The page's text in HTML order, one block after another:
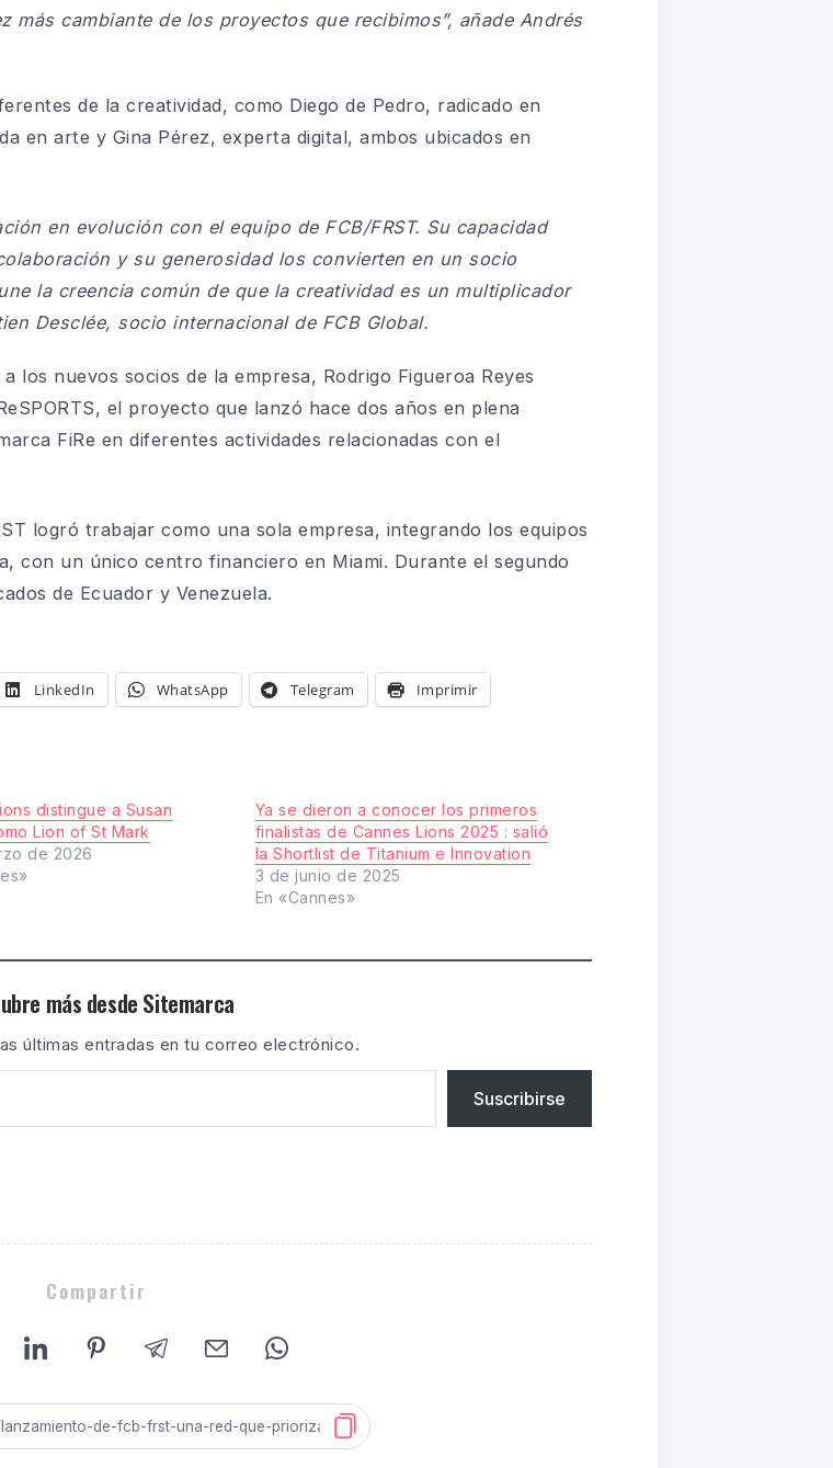
más cambiante de los proyectos que recibimos”, añade Andrés
de la creatividad, como Diego de Pedro, radicado en
en arte y Gina Pérez, experta digital, ambos ubicados en
en evolución con el equipo de FCB/FRST. Su capacidad
y su generosidad los convierten en un socio
la creencia común de que la creatividad es un multiplicador
Desclée, socio internacional de FCB Global.
los nuevos socios de la empresa, Rodrigo Figueroa Reyes
el proyecto que lanzó hace dos años en plena
FiRe en diferentes actividades relacionadas con el
logró trabajar como una sola empresa, integrando los equipos
con un único centro financiero en Miami. Durante el segundo
de Ecuador y Venezuela.
LinkedIn WhatsApp Telegram Imprimir
distingue a Susan
Lion of St Mark
de 2026
Ya se dieron a conocer los primeros
finalistas de Cannes Lions 2025 : salió
la Shortlist de Titanium e Innovation
3 de junio de 2025
En «Cannes»
más desde Sitemarca
últimas entradas en tu correo electrónico.
Suscribirse
Compartir